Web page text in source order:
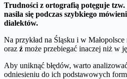
Trudności z ortografią potęguje
nasila się podczas szybkiego
dialektów.
Na przykład na Śląsku i w
oraz ź może przebiegać inaczej niż w
Aby uniknąć błędów, warto
odniesieniu do ich podstawowych